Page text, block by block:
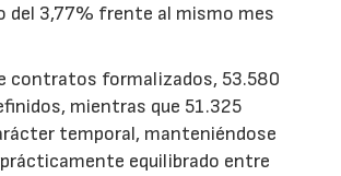
del 3,77% frente al mismo mes
contratos formalizados, 53.580
mientras que 51.325
temporal, manteniéndose
equilibrado entre